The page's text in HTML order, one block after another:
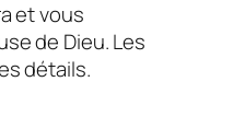
et vous
de Dieu. Les
détails.